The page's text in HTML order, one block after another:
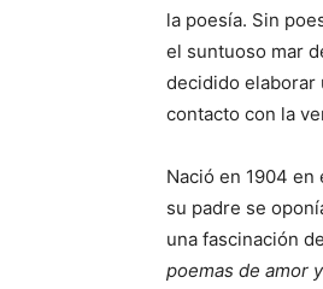
la poesía. Sin
el suntuoso mar
decidido elaborar
contacto con la
Nació en 1904
su padre se
una fascinación
poemas de amor